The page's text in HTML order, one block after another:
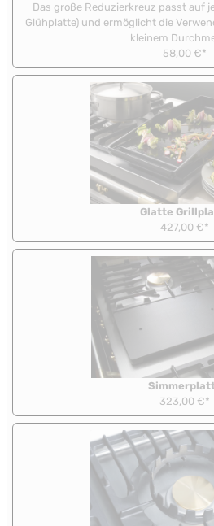
Das große Reduzierkreuz passt auf
Glühplatte) und ermöglicht die
kleinem
58,00 €*
Glatte
427,00 €*
323,00 €*